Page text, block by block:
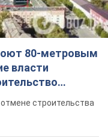
80-метровым
власти
строительства